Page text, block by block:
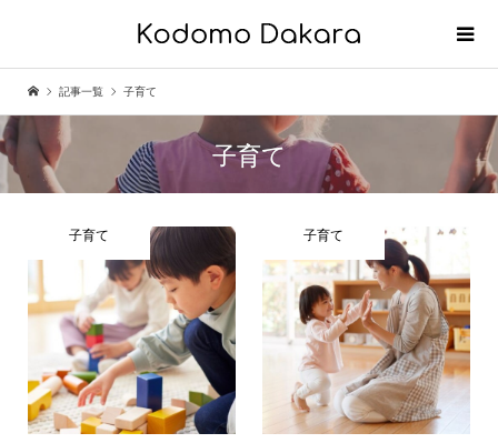
記事一覧 子育て
子育て
子育て 子育て